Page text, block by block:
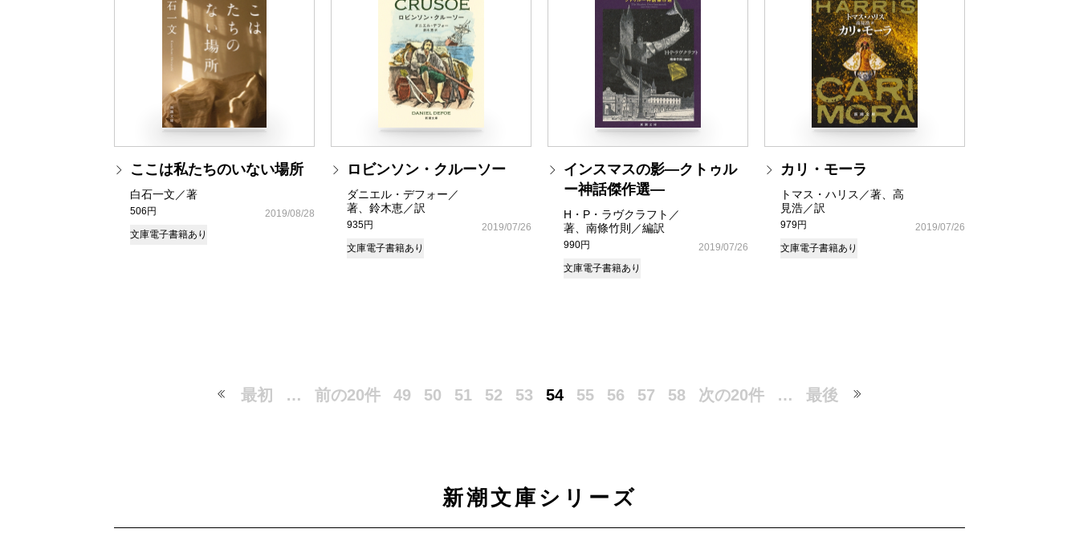
ここは私たちのいない場所
白石一文／著
506円
2019/08/28
文庫電子書籍あり
ロビンソン・クルーソー
ダニエル・デフォー／
著、鈴木恵／訳
935円
2019/07/26
文庫電子書籍あり
インスマスの影―クトゥル
ー神話傑作選―
H・P・ラヴクラフト／
著、南條竹則／編訳
990円
2019/07/26
文庫電子書籍あり
カリ・モーラ
トマス・ハリス／著、高
見浩／訳
979円
2019/07/26
文庫電子書籍あり
最初 … 前の20件 49 50 51 52 53 54 55 56 57 58 次の20件 … 最後
新潮文庫シリーズ